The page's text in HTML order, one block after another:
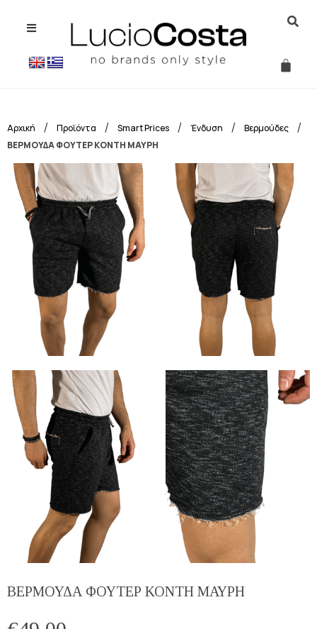
Αρχική / Προϊόντα / Smart Prices / Ένδυση / Βερμούδες /
ΒΕΡΜΟΥΔΑ ΦΟΥΤΕΡ ΚΟΝΤΗ ΜΑΥΡΗ
ΒΕΡΜΟΥΔΑ ΦΟΥΤΕΡ ΚΟΝΤΗ ΜΑΥΡΗ